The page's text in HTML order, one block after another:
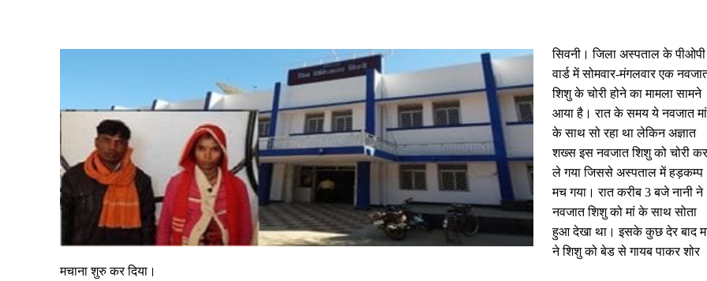
सिवनी। जिला अस्पताल के पीओपी
वार्ड में सोमवार-मंगलवार एक
शिशु के चोरी होने का मामला सामने
आया है। रात के समय ये नवजात मां
के साथ सो रहा था लेकिन अज्ञात
शख्स इस नवजात शिशु को चोरी कर
ले गया जिससे अस्पताल में हड़कम्प
मच गया। रात करीब 3 बजे नानी ने
नवजात शिशु को मां के साथ सोता
हुआ देखा था। इसके कुछ देर बाद
ने शिशु को बेड से गायब पाकर शोर
मचाना शुरु कर दिया।